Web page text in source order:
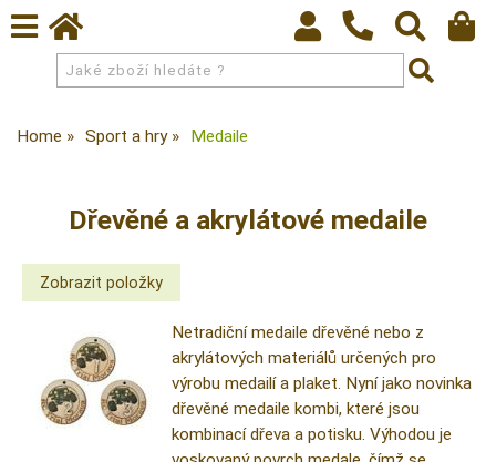
Home Sport a hry Medaile
Dřevěné a akrylátové medaile
Netradiční medaile dřevěné nebo z
akrylátových materiálů určených pro
výrobu medailí a plaket. Nyní jako novinka
dřevěné medaile kombi, které jsou
kombinací dřeva a potisku. Výhodou je